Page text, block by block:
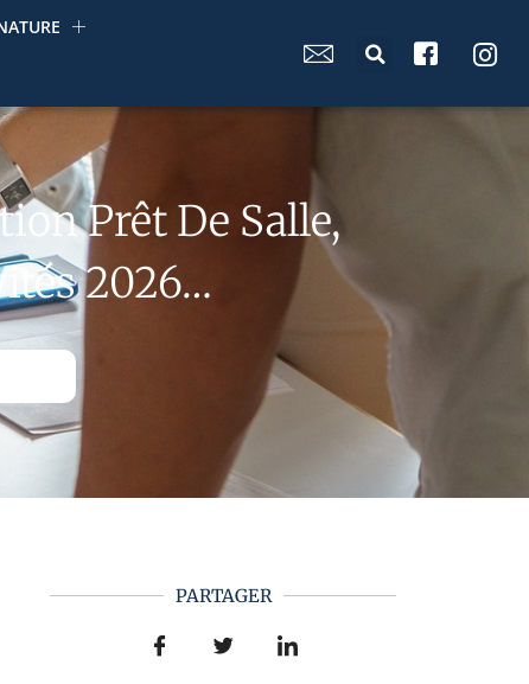
Prêt De Salle,
2026…
PARTAGER